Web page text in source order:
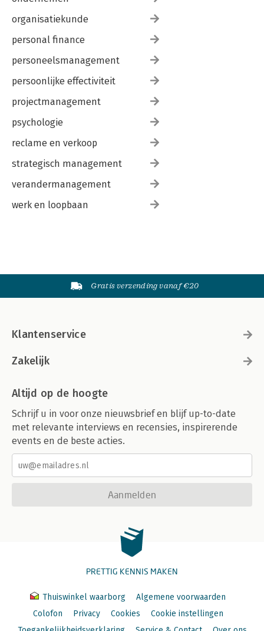
organisatiekunde
personal finance
personeelsmanagement
persoonlijke effectiviteit
projectmanagement
psychologie
reclame en verkoop
strategisch management
verandermanagement
werk en loopbaan
Gratis verzending vanaf €20
Klantenservice
Zakelijk
Altijd op de hoogte
Schrijf u in voor onze nieuwsbrief en blijf up-to-date
met relevante interviews en recensies, inspirerende
events en de beste acties.
Aanmelden
PRETTIG KENNIS MAKEN
Thuiswinkel waarborg
Algemene voorwaarden
Colofon
Privacy Cookies
Cookie instellingen